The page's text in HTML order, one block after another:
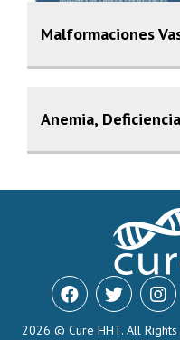
Malformaciones
Anemia,
2026 © Cure HHT. All Rights